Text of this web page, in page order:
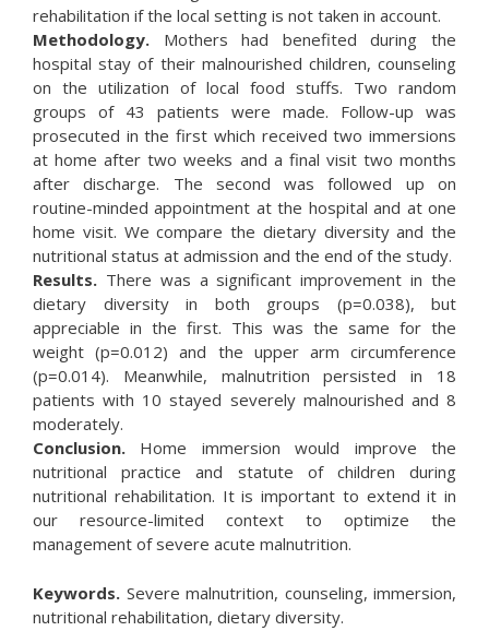
rehabilitation if the local setting is not taken in account.
Methodology. Mothers had benefited during the
hospital stay of their malnourished children, counseling
on the utilization of local food stuffs. Two random
groups of 43 patients were made. Follow-up was
prosecuted in the first which received two immersions
at home after two weeks and a final visit two months
after discharge. The second was followed up on
routine-minded appointment at the hospital and at one
home visit. We compare the dietary diversity and the
nutritional status at admission and the end of the study.
Results. There was a significant improvement in the
dietary diversity in both groups (p=0.038), but
appreciable in the first. This was the same for the
weight (p=0.012) and the upper arm circumference
(p=0.014). Meanwhile, malnutrition persisted in 18
patients with 10 stayed severely malnourished and 8
moderately.
Conclusion. Home immersion would improve the
nutritional practice and statute of children during
nutritional rehabilitation. It is important to extend it in
our resource-limited context to optimize the
management of severe acute malnutrition.
Keywords. Severe malnutrition, counseling, immersion,
nutritional rehabilitation, dietary diversity.